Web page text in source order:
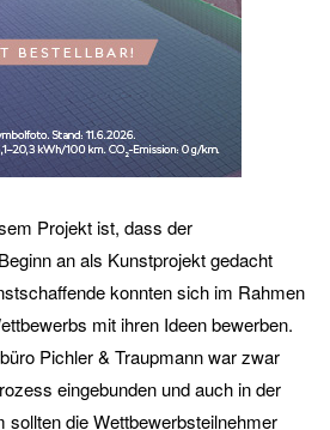
Projekt ist, dass der
an als Kunstprojekt gedacht
konnten sich im Rahmen
mit ihren Ideen bewerben.
Pichler & Traupmann war zwar
eingebunden und auch in der
sollten die Wettbewerbsteilnehmer